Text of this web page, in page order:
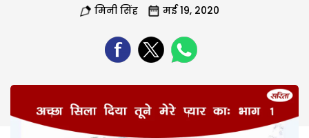
मिनी सिंह मई 19, 2020